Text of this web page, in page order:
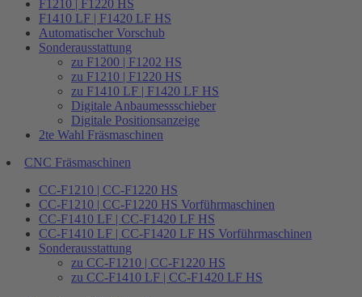
F1210 | F1220 HS
F1410 LF | F1420 LF HS
Automatischer Vorschub
Sonderausstattung
zu F1200 | F1202 HS
zu F1210 | F1220 HS
zu F1410 LF | F1420 LF HS
Digitale Anbaumessschieber
Digitale Positionsanzeige
2te Wahl Fräsmaschinen
CNC Fräsmaschinen
CC-F1210 | CC-F1220 HS
CC-F1210 | CC-F1220 HS Vorführmaschinen
CC-F1410 LF | CC-F1420 LF HS
CC-F1410 LF | CC-F1420 LF HS Vorführmaschinen
Sonderausstattung
zu CC-F1210 | CC-F1220 HS
zu CC-F1410 LF | CC-F1420 LF HS